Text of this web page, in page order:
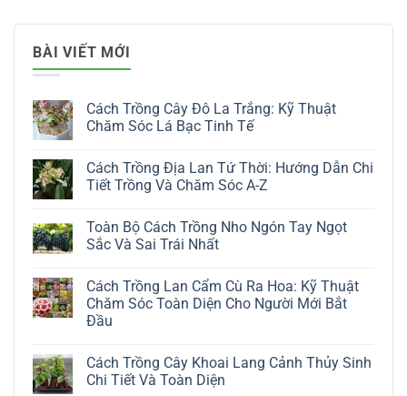
BÀI VIẾT MỚI
Cách Trồng Cây Đô La Trắng: Kỹ Thuật
Chăm Sóc Lá Bạc Tinh Tế
bình
luận
Cây
Đô
La
Thuật
Chăm
Sóc
Lá
Tế
Cách Trồng Địa Lan Tứ Thời: Hướng Dẫn Chi
Tiết Trồng Và Chăm Sóc A-Z
bình
luận
ở
Địa
Lan
Tứ
Thời:
Chi
Tiết
Trồng
Toàn Bộ Cách Trồng Nho Ngón Tay Ngọt
Sắc Và Sai Trái Nhất
bình
luận
ở
Toàn
Trồng
Nho
Ngón
Cách Trồng Lan Cẩm Cù Ra Hoa: Kỹ Thuật
Chăm Sóc Toàn Diện Cho Người Mới Bắt
Đầu
bình
luận
ở
Cách Trồng Cây Khoai Lang Cảnh Thủy Sinh
Chi Tiết Và Toàn Diện